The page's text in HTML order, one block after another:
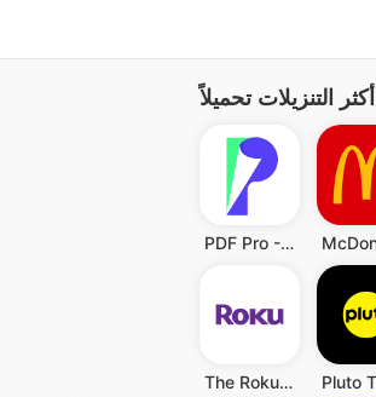
أكثر التنزيلات تحميلاً
PDF Pro - Reader & Maker
The Roku App (Official)